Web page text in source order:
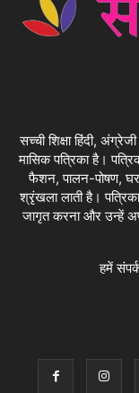
सच्ची शिक्षा हिंदी,
मासिक पत्रिका है।
फैशन, पालन-पोषण,
श्रृंखला लाती है।
जागृत करना और उन्हें
हमें